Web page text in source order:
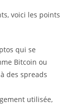
voici les points
qui se
Bitcoin ou
des spreads
utilisée,